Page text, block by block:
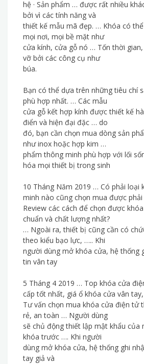
hệ · Sản phẩm … được rất nhiều
bởi vì các tính năng và
thiết kế mẫu mã đẹp. … Khóa có
mọi nơi, mọi bề mặt như
cửa kính, cửa gỗ nó … Tốn thời
vỡ bởi các công cụ như
búa.
Bạn có thể dựa trên những tiêu chí
phù hợp nhất. … Các mẫu
cửa gỗ kết hợp kính được thiết kế
điển và hiện đại đặc … do
đó, bạn cần chọn mua dòng sản
như inox hoặc hợp kim …
phẩm thông minh phù hợp với lối
hóa mọi thiết bị trong sinh
10 Tháng Năm 2019 … Có phải loại
minh nào cũng chọn mua được
Review các cách để chọn được
chuẩn và chất lượng nhất?
… Ngoài ra, thiết bị cũng cần có
theo kiểu bạo lực, ….. Khi
người dùng mở khóa cửa, hệ thống
tin vân tay
5 Tháng 4 2019 … Top khóa cửa
cấp tốt nhất, giá ổ khóa cửa vân
Tư vấn chọn mua khóa cửa điện tử
rẻ, an toàn … Người dùng
sẽ chủ động thiết lập mật khẩu của
khóa trước …. Khi người
dùng mở khóa cửa, hệ thống ghi
tay giả và